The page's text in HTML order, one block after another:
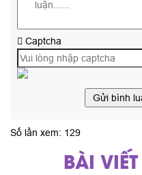
Captcha
Gửi bình
Số lần xem: 129
BÀI